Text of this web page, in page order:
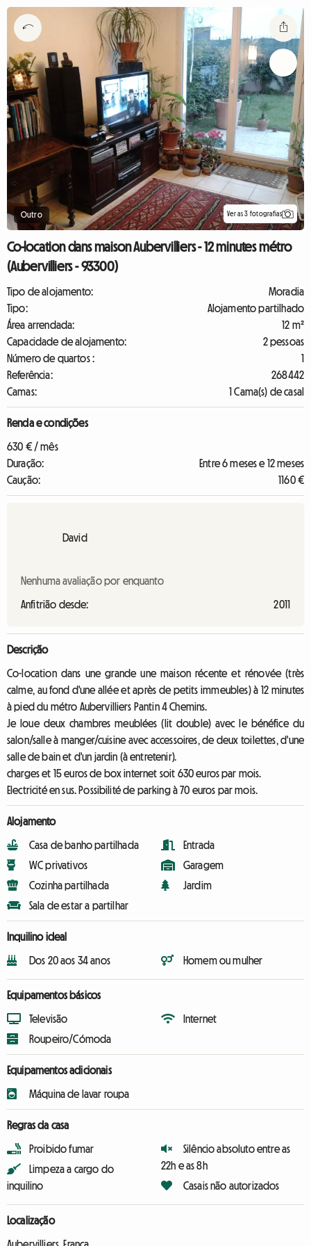
Outro Ver as 3 fotografias
Co-location dans maison Aubervilliers - 12 minutes métro
(Aubervilliers - 93300)
Tipo de alojamento:
Moradia
Tipo:
Alojamento partilhado
Área arrendada:
12 m²
Capacidade de alojamento:
2 pessoas
Número de quartos :
1
Referência:
268442
Camas:
1 Cama(s) de casal
Renda e condições
630 € / mês
Duração:
Entre 6 meses e 12 meses
Caução:
1160 €
David
Nenhuma avaliação por enquanto
Anfitrião desde: 2011
Descrição
Co-location dans une grande une maison récente et rénovée (très
calme, au fond d'une allée et après de petits immeubles) à 12 minutes
à pied du métro Aubervilliers Pantin 4 Chemins.
Je loue deux chambres meublées (lit double) avec le bénéfice du
salon/salle à manger/cuisine avec accessoires, de deux toilettes, d'une
salle de bain et d'un jardin (à entretenir).
charges et 15 euros de box internet soit 630 euros par mois.
Electricité en sus. Possibilité de parking à 70 euros par mois.
Alojamento
Casa de banho partilhada
WC privativos
Cozinha partilhada
Sala de estar a partilhar
Entrada
Garagem
Jardim
Inquilino ideal
Dos 20 aos 34 anos Homem ou mulher
Equipamentos básicos
Televisão
Roupeiro/Cómoda
Internet
Equipamentos adicionais
Máquina de lavar roupa
Regras da casa
Proibido fumar
Limpeza a cargo do
inquilino
Silêncio absoluto entre as
22h e as 8h
Casais não autorizados
Localização